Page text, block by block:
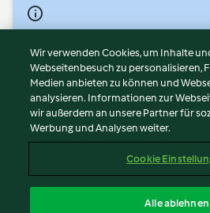
© Copyright 2026
Nutzungsbedingungen
Datenschutzrichtlinien
Disclaimer
Impressum
Cookies
Abo kündigen
Wir verwenden Cookies, um Inhalte
Webseitenbesuch zu personalisieren,
Medien anbieten zu können und
analysieren. Informationen zur
wir außerdem an unsere Partner für
Werbung und Analysen weiter.
Cookie
Alle ablehnen